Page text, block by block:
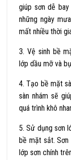
giúp sơn dễ bay
những ngày
mất nhiều thời
3. Vệ sinh bề
lớp dầu mỡ và
4. Tạo bề mặt
sàn nhám sẽ
quá trình khô
5. Sử dụng sơn
bề mặt sắt. Sơn
lớp sơn chính